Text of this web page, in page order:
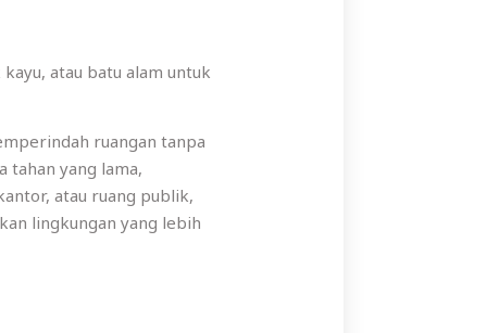
atau batu alam untuk
ruangan tanpa
tahan yang lama,
atau ruang publik,
lingkungan yang lebih